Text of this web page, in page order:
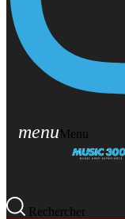
menuMenu
Rechercher